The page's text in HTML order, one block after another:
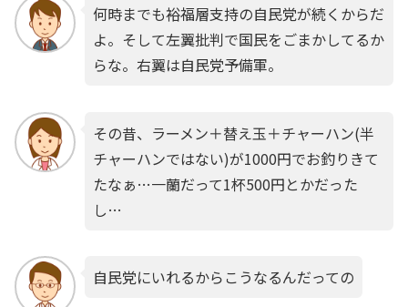
何時までも裕福層支持の自民党が続くからだ
よ。そして左翼批判で国民をごまかしてるか
らな。右翼は自民党予備軍。
その昔、ラーメン＋替え玉＋チャーハン(半
チャーハンではない)が1000円でお釣りきて
たなぁ…一蘭だって1杯500円とかだった
し…
自民党にいれるからこうなるんだっての